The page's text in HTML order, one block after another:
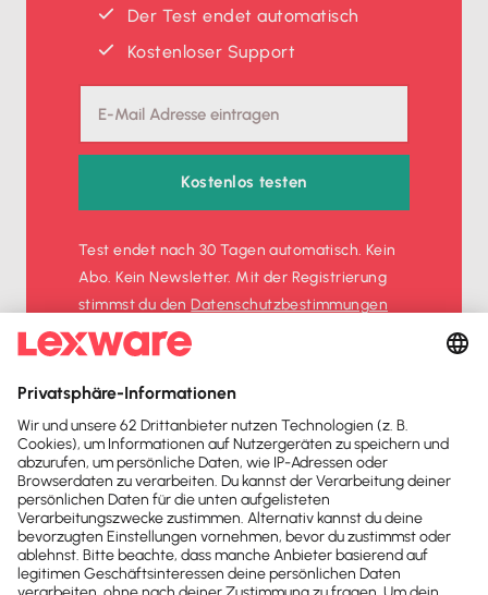
Der Test endet automatisch
Kostenloser Support
Kostenlos testen
Test endet nach 30 Tagen automatisch. Kein
Abo. Kein Newsletter. Mit der Registrierung
stimmst du denDatenschutz­bestimmungen
und denAGBzu.
Sofort50%
Newsletter